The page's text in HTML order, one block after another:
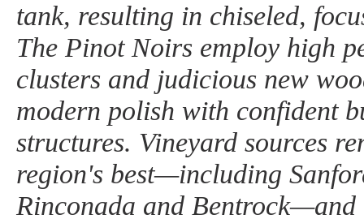
tank, resulting in chiseled,
The Pinot Noirs employ high
clusters and judicious new
modern polish with confident
structures. Vineyard sources
region's best—including
Rinconada and Bentrock—and